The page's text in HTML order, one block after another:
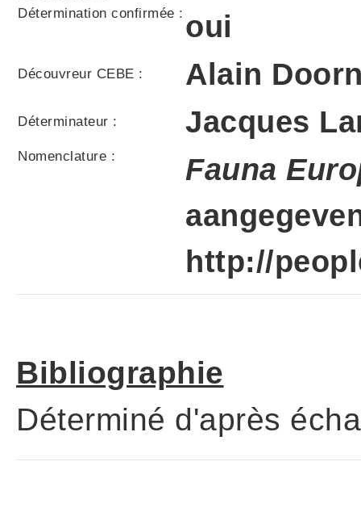
Détermination confirmée : oui
Découvreur CEBE : Alain
Déterminateur : Jacques
Nomenclature :
Fauna
http://
Bibliographie
Déterminé d'après